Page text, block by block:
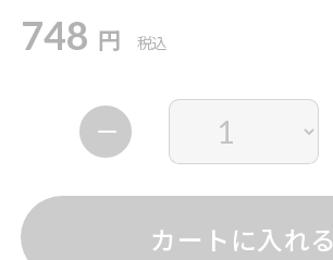
748 円 税込
カートに入れる